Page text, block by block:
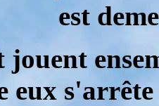
est
jouent
s'arrête